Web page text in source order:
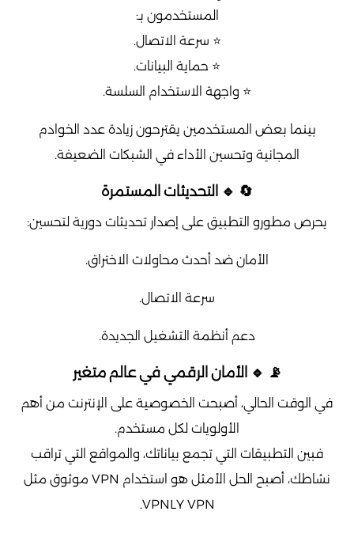
المستخدمون بـ:
⭐ سرعة الاتصال.
⭐ حماية البيانات.
⭐ واجهة الاستخدام السلسة.
بينما بعض المستخدمين يقترحون زيادة عدد الخوادم
المجانية وتحسين الأداء في الشبكات الضعيفة.
🔄 🔹 التحديثات المستمرة
يحرص مطورو التطبيق على إصدار تحديثات دورية لتحسين:
الأمان ضد أحدث محاولات الاختراق.
سرعة الاتصال.
دعم أنظمة التشغيل الجديدة.
📡 🔹 الأمان الرقمي في عالم متغير
في الوقت الحالي، أصبحت الخصوصية على الإنترنت من أهم
الأولويات لكل مستخدم.
فبين التطبيقات التي تجمع بياناتك، والمواقع التي تراقب
نشاطك، أصبح الحل الأمثل هو استخدام VPN موثوق مثل
VPNLY VPN.